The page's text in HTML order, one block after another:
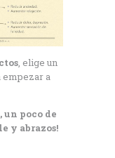
, elige un
empezar a
poco de
y abrazos!